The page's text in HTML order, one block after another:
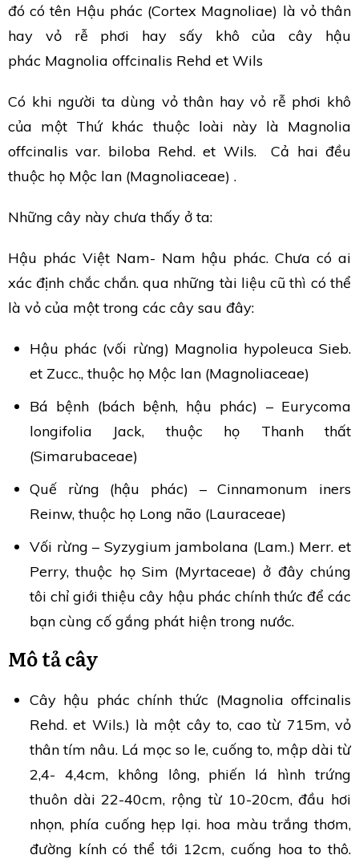
đó có tên Hậu phác (Cortex Magnoliae) là vỏ thân
hay vỏ rễ phơi hay sấy khô của cây hậu
phác Magnolia offcinalis Rehd et Wils
Có khi người ta dùng vỏ thân hay vỏ rễ phơi khô
của một Thứ khác thuộc loài này là Magnolia
offcinalis var. biloba Rehd. et Wils. Cả hai đều
thuộc họ Mộc lan (Magnoliaceae) .
Những cây này chưa thấy ở ta:
Hậu phác Việt Nam- Nam hậu phác. Chưa có ai
xác định chắc chắn. qua những tài liệu cũ thì có thể
là vỏ của một trong các cây sau đây:
Hậu phác (vối rừng) Magnolia hypoleuca Sieb.
et Zucc., thuộc họ Mộc lan (Magnoliaceae)
Bá bệnh (bách bệnh, hậu phác) – Eurycoma
longifolia Jack, thuộc họ Thanh thất
(Simarubaceae)
Quế rừng (hậu phác) – Cinnamonum iners
Reinw, thuộc họ Long não (Lauraceae)
Vối rừng – Syzygium jambolana (Lam.) Merr. et
Perry, thuộc họ Sim (Myrtaceae) ở đây chúng
tôi chỉ giới thiệu cây hậu phác chính thức để các
bạn cùng cố gắng phát hiện trong nước.
Mô tả cây
Cây hậu phác chính thức (Magnolia offcinalis
Rehd. et Wils.) là một cây to, cao từ 715m, vỏ
thân tím nâu. Lá mọc so le, cuống to, mập dài từ
2,4- 4,4cm, không lông, phiến lá hình trứng
thuôn dài 22-40cm, rộng từ 10-20cm, đầu hơi
nhọn, phía cuống hẹp lại. hoa màu trắng thơm,
đường kính có thể tới 12cm, cuống hoa to thô.